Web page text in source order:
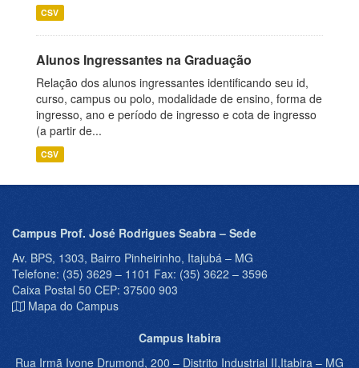
CSV
Alunos Ingressantes na Graduação
Relação dos alunos ingressantes identificando seu id,
curso, campus ou polo, modalidade de ensino, forma de
ingresso, ano e período de ingresso e cota de ingresso
(a partir de...
CSV
Campus Prof. José Rodrigues Seabra – Sede
Av. BPS, 1303, Bairro Pinheirinho, Itajubá – MG
Telefone: (35) 3629 – 1101 Fax: (35) 3622 – 3596
Caixa Postal 50 CEP: 37500 903
Mapa do Campus
Campus Itabira
Rua Irmã Ivone Drumond, 200 – Distrito Industrial II,Itabira – MG